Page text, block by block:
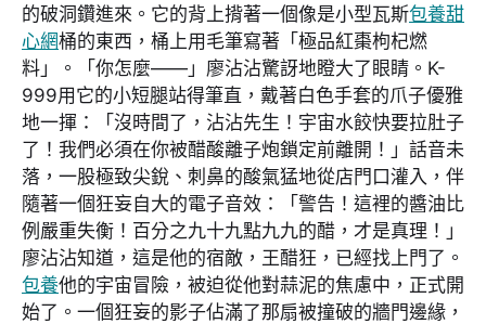
的破洞鑽進來。它的背上揹著一個像是小型瓦斯包養甜
心網桶的東西，桶上用毛筆寫著「極品紅棗枸杞燃
料」。「你怎麼——」廖沾沾驚訝地瞪大了眼睛。K-
999用它的小短腿站得筆直，戴著白色手套的爪子優雅
地一揮：「沒時間了，沾沾先生！宇宙水餃快要拉肚子
了！我們必須在你被醋酸離子炮鎖定前離開！」話音未
落，一股極致尖銳、刺鼻的酸氣猛地從店門口灌入，伴
隨著一個狂妄自大的電子音效：「警告！這裡的醬油比
例嚴重失衡！百分之九十九點九九的醋，才是真理！」
廖沾沾知道，這是他的宿敵，王醋狂，已經找上門了。
包養他的宇宙冒險，被迫從他對蒜泥的焦慮中，正式開
始了。一個狂妄的影子佔滿了那扇被撞破的牆門邊緣，